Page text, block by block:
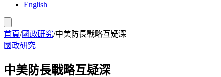
English
首頁/國政研究/中美防長戰略互疑深
國政研究
中美防長戰略互疑深